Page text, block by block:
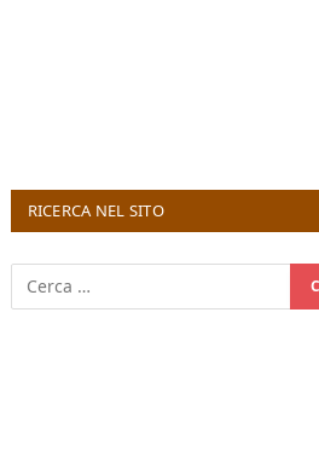
RICERCA NEL SITO